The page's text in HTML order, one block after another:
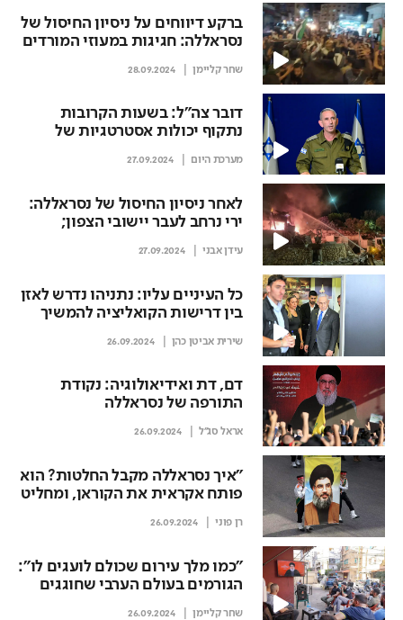
ברקע דיווחים על ניסיון החיסול של
נסראללה: חגיגות במעוזי המורדים
שחר קליימן 28.09.2024
דובר צה"ל: בשעות הקרובות
נתקוף יכולות אסטרטגיות של
בדאחייה
מערכת היום 27.09.2024
לאחר ניסיון החיסול של נסראללה:
ירי נרחב לעבר יישובי הצפון;
עידן אבני 27.09.2024
כל העיניים עליו: נתניהו נדרש לאזן
בין דרישות הקואליציה להמשיך
שירית אביטן כהן 26.09.2024
דם, דת ואידיאולוגיה: נקודת
התורפה של נסראללה
אראל סג''ל 26.09.2024
"איך נסראללה מקבל החלטות? הוא
פותח אקראית את הקוראן, ומחליט
רן פוני 26.09.2024
"כמו מלך עירום שכולם לועגים לו":
הגורמים בעולם הערבי שחוגגים
שחר קליימן 26.09.2024